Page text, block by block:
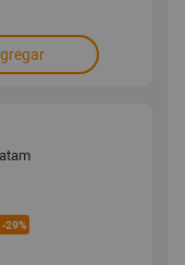
-29%